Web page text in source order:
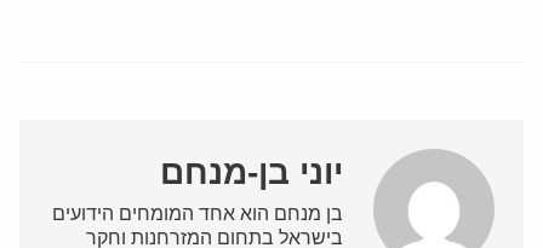
יוני בן-מנחם
בן מנחם הוא אחד המומחים הידועים
בישראל בתחום המזרחנות וחקר